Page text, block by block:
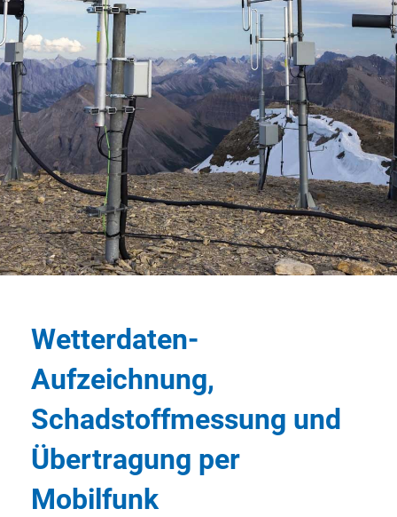
Wetterdaten-
Aufzeichnung,
Schadstoffmessung und
Übertragung per
Mobilfunk